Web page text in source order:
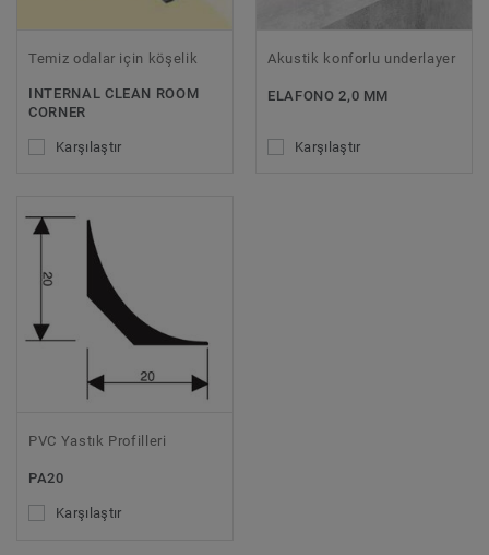
Temiz odalar için köşelik
INTERNAL CLEAN ROOM
CORNER
Karşılaştır
Akustik konforlu underlayer
ELAFONO 2,0 MM
Karşılaştır
PVC Yastık Profilleri
PA20
Karşılaştır